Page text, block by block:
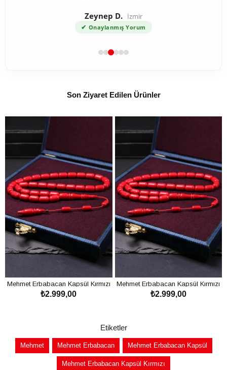
Zeynep D. İzmir
✔ Onaylanmış Yorum
Ahmet T. Bursa
✔ Onaylanmış Yorum
Son Ziyaret Edilen Ürünler
Mehmet Erbabacan Kapsül Kırmızı
Katalin Bowling Topu Tesbih
₺2.999,00
Mehmet Erbabacan Kapsül Kırmızı
Katalin Bowling Topu Tesbih
₺2.999,00
Etiketler
Mehmet Mehmet Erbabacan Mehmet Erbabacan Kapsül
Mehmet Erbabacan Kapsül Kırmızı